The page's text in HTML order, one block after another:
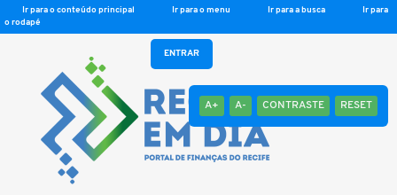
Ir para o conteúdo principal Ir para o menu Ir para a busca
Ir para
o rodapé
A+ A- CONTRASTE RESET
ENTRAR